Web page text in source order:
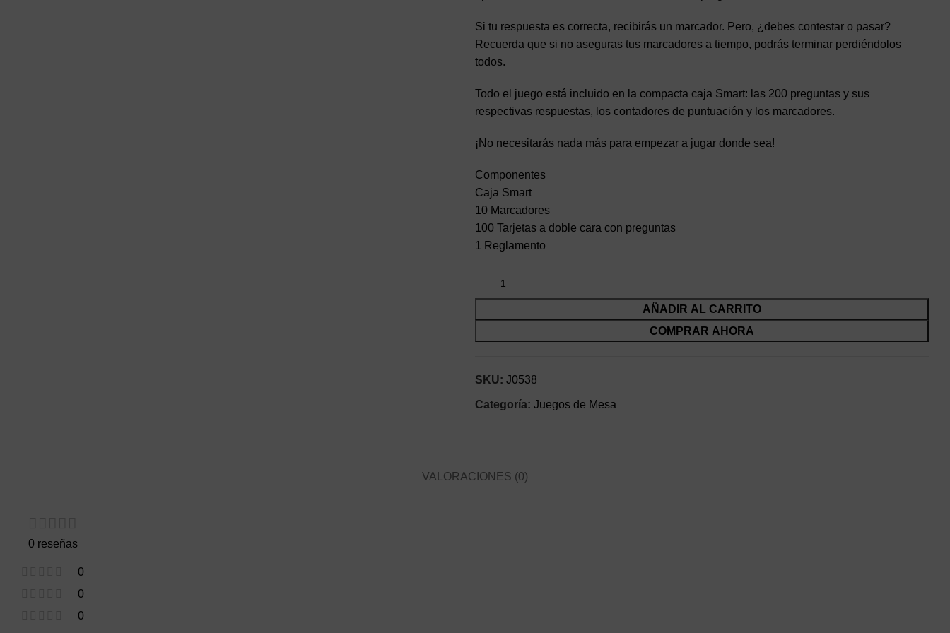
Si tu respuesta es correcta, recibirás un marcador. Pero, ¿debes contestar o pasar?
Recuerda que si no aseguras tus marcadores a tiempo, podrás terminar perdiéndolos
todos.
Todo el juego está incluido en la compacta caja Smart: las 200 preguntas y sus
respectivas respuestas, los contadores de puntuación y los marcadores.
¡No necesitarás nada más para empezar a jugar donde sea!
Componentes
Caja Smart
10 Marcadores
100 Tarjetas a doble cara con preguntas
1 Reglamento
AÑADIR AL CARRITO
COMPRAR AHORA
SKU: J0538
Categoría: Juegos de Mesa
VALORACIONES (0)
0 reseñas
0
0
0